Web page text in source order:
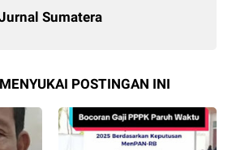
Sumatera
POSTINGAN INI